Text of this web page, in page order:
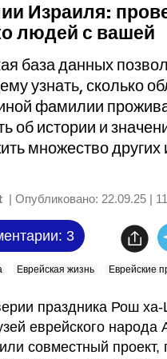
Израиля:
людей с вашей
база данных
узнать, сколько
фамилии
об истории и
множество других
| Опубликовано: 22.09.25 |
3
Еврейская жизнь Еврейские
праздника Рош
еврейского народа
совместный